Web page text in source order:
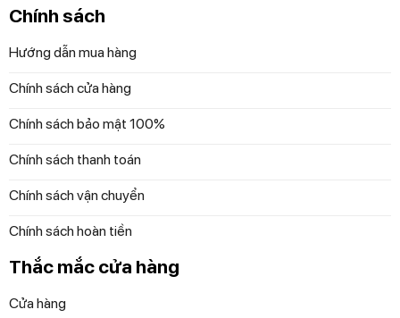
nhân viên hỗ trợ thông tin tốt nhất.
Diệp Anh – Hàng Đức tự hào mang đến các bạn
và mới nhất với những cam kết 100% chất lượng!
Chính sách
Hướng dẫn mua hàng
Chính sách cửa hàng
Chính sách bảo mật 100%
Chính sách thanh toán
Chính sách vận chuyển
Chính sách hoàn tiền
Thắc mắc cửa hàng
Cửa hàng